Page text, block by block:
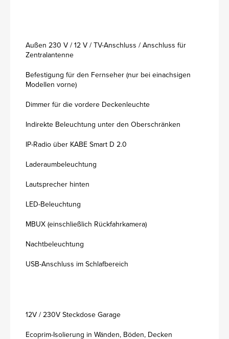
Außen 230 V / 12 V / TV-Anschluss / Anschluss für
Zentralantenne
Befestigung für den Fernseher (nur bei einachsigen
Modellen vorne)
Dimmer für die vordere Deckenleuchte
Indirekte Beleuchtung unter den Oberschränken
IP-Radio über KABE Smart D 2.0
Laderaumbeleuchtung
Lautsprecher hinten
LED-Beleuchtung
MBUX (einschließlich Rückfahrkamera)
Nachtbeleuchtung
USB-Anschluss im Schlafbereich
12V / 230V Steckdose Garage
Ecoprim-Isolierung in Wänden, Böden, Decken